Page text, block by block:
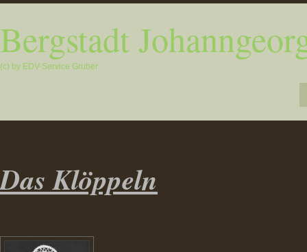
Bergstadt
(c) by EDV-Service Gruber
Das Klöppeln